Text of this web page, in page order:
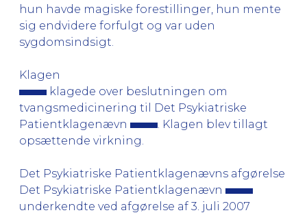
hun havde magiske forestillinger, hun mente
sig endvidere forfulgt og var uden
sygdomsindsigt.
Klagen
klagede over beslutningen om
tvangsmedicinering til Det Psykiatriske
Patientklagenævn
. Klagen blev tillagt
opsættende virkning.
Det Psykiatriske Patientklagenævns afgørelse
Det Psykiatriske Patientklagenævn
underkendte ved afgørelse af 3. juli 2007